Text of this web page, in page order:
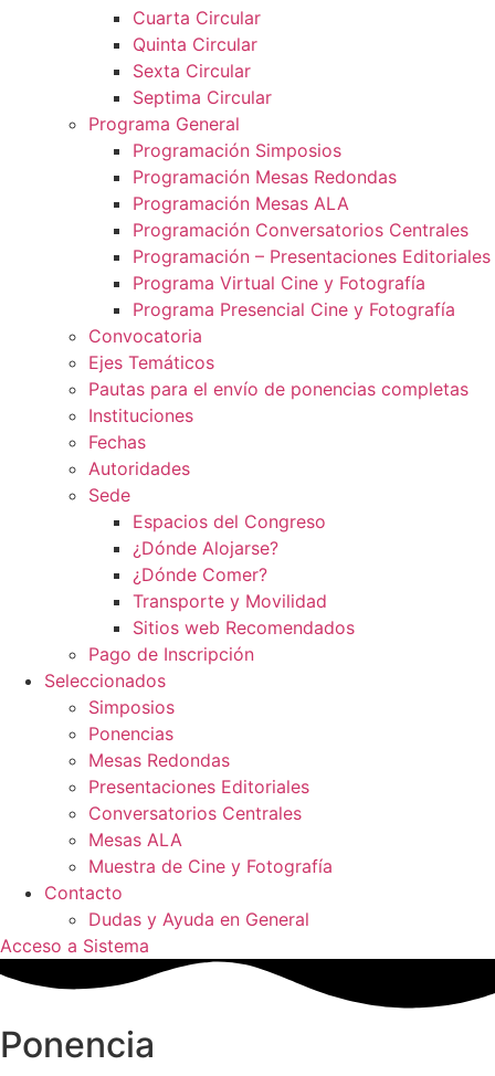
Cuarta Circular
Quinta Circular
Sexta Circular
Septima Circular
Programa General
Programación Simposios
Programación Mesas Redondas
Programación Mesas ALA
Programación Conversatorios Centrales
Programación – Presentaciones Editoriales
Programa Virtual Cine y Fotografía
Programa Presencial Cine y Fotografía
Convocatoria
Ejes Temáticos
Pautas para el envío de ponencias completas
Instituciones
Fechas
Autoridades
Sede
Espacios del Congreso
¿Dónde Alojarse?
¿Dónde Comer?
Transporte y Movilidad
Sitios web Recomendados
Pago de Inscripción
Seleccionados
Simposios
Ponencias
Mesas Redondas
Presentaciones Editoriales
Conversatorios Centrales
Mesas ALA
Muestra de Cine y Fotografía
Contacto
Dudas y Ayuda en General
Acceso a Sistema
Ponencia